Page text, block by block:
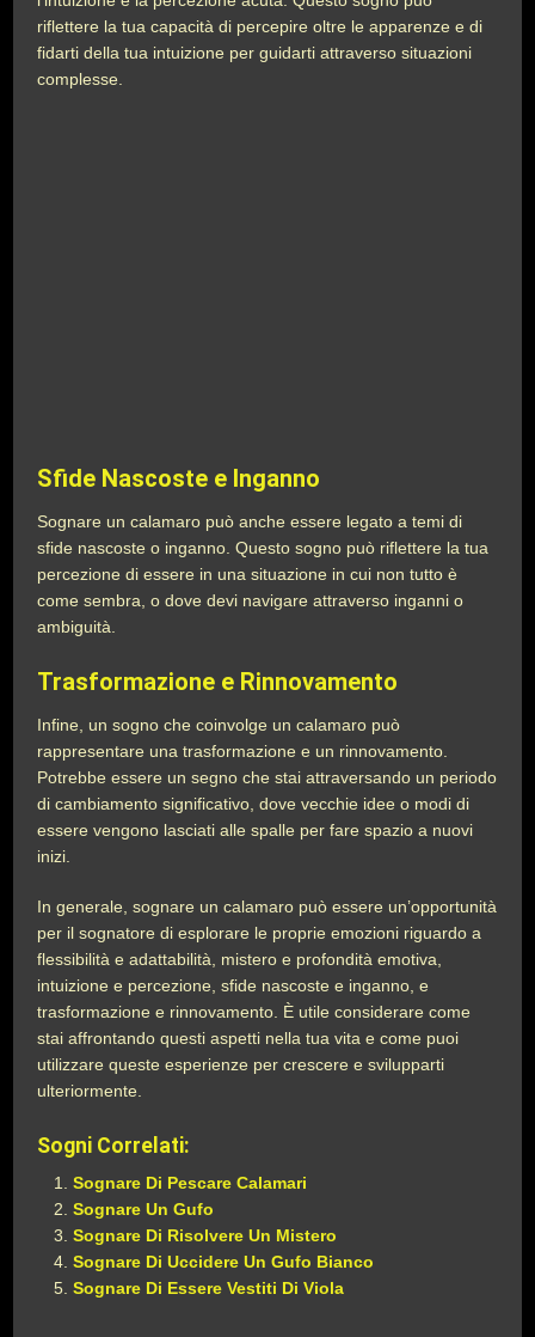
riflettere la tua capacità di percepire oltre le apparenze e di
fidarti della tua intuizione per guidarti attraverso situazioni
complesse.
Sfide Nascoste e Inganno
Sognare un calamaro può anche essere legato a temi di
sfide nascoste o inganno. Questo sogno può riflettere la tua
percezione di essere in una situazione in cui non tutto è
come sembra, o dove devi navigare attraverso inganni o
ambiguità.
Trasformazione e Rinnovamento
Infine, un sogno che coinvolge un calamaro può
rappresentare una trasformazione e un rinnovamento.
Potrebbe essere un segno che stai attraversando un periodo
di cambiamento significativo, dove vecchie idee o modi di
essere vengono lasciati alle spalle per fare spazio a nuovi
inizi.
In generale, sognare un calamaro può essere un’opportunità
per il sognatore di esplorare le proprie emozioni riguardo a
flessibilità e adattabilità, mistero e profondità emotiva,
intuizione e percezione, sfide nascoste e inganno, e
trasformazione e rinnovamento. È utile considerare come
stai affrontando questi aspetti nella tua vita e come puoi
utilizzare queste esperienze per crescere e svilupparti
ulteriormente.
Sogni Correlati:
Sognare Di Pescare Calamari
Sognare Un Gufo
Sognare Di Risolvere Un Mistero
Sognare Di Uccidere Un Gufo Bianco
Sognare Di Essere Vestiti Di Viola